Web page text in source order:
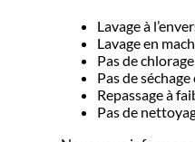
Lavage à
Lavage en
Pas de chlorage
Pas de
Repassage à
Pas de